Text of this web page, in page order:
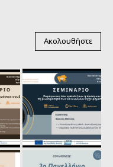
Ακολουθήστε